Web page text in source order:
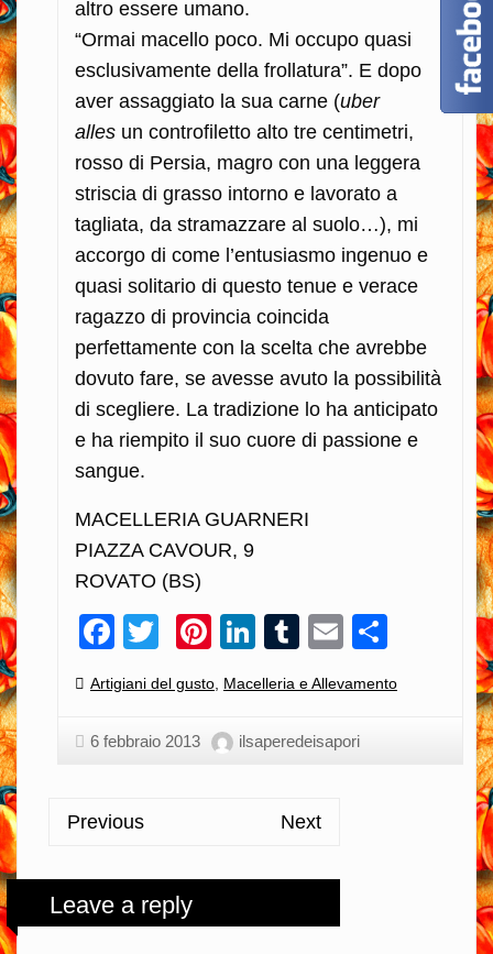
altro essere umano.
“Ormai macello poco. Mi occupo quasi
esclusivamente della frollatura”. E dopo
aver assaggiato la sua carne (uber
alles un controfiletto alto tre centimetri,
rosso di Persia, magro con una leggera
striscia di grasso intorno e lavorato a
tagliata, da stramazzare al suolo…), mi
accorgo di come l’entusiasmo ingenuo e
quasi solitario di questo tenue e verace
ragazzo di provincia coincida
perfettamente con la scelta che avrebbe
dovuto fare, se avesse avuto la possibilità
di scegliere. La tradizione lo ha anticipato
e ha riempito il suo cuore di passione e
sangue.
MACELLERIA GUARNERI
PIAZZA CAVOUR, 9
ROVATO (BS)
Facebook
TwitterPinterest
LinkedIn
Tumblr
Email
Categories:
Artigiani del gusto Macelleria e Allevamento
6 febbraio 2013 ilsaperedeisapori
Previous Next
Leave a reply